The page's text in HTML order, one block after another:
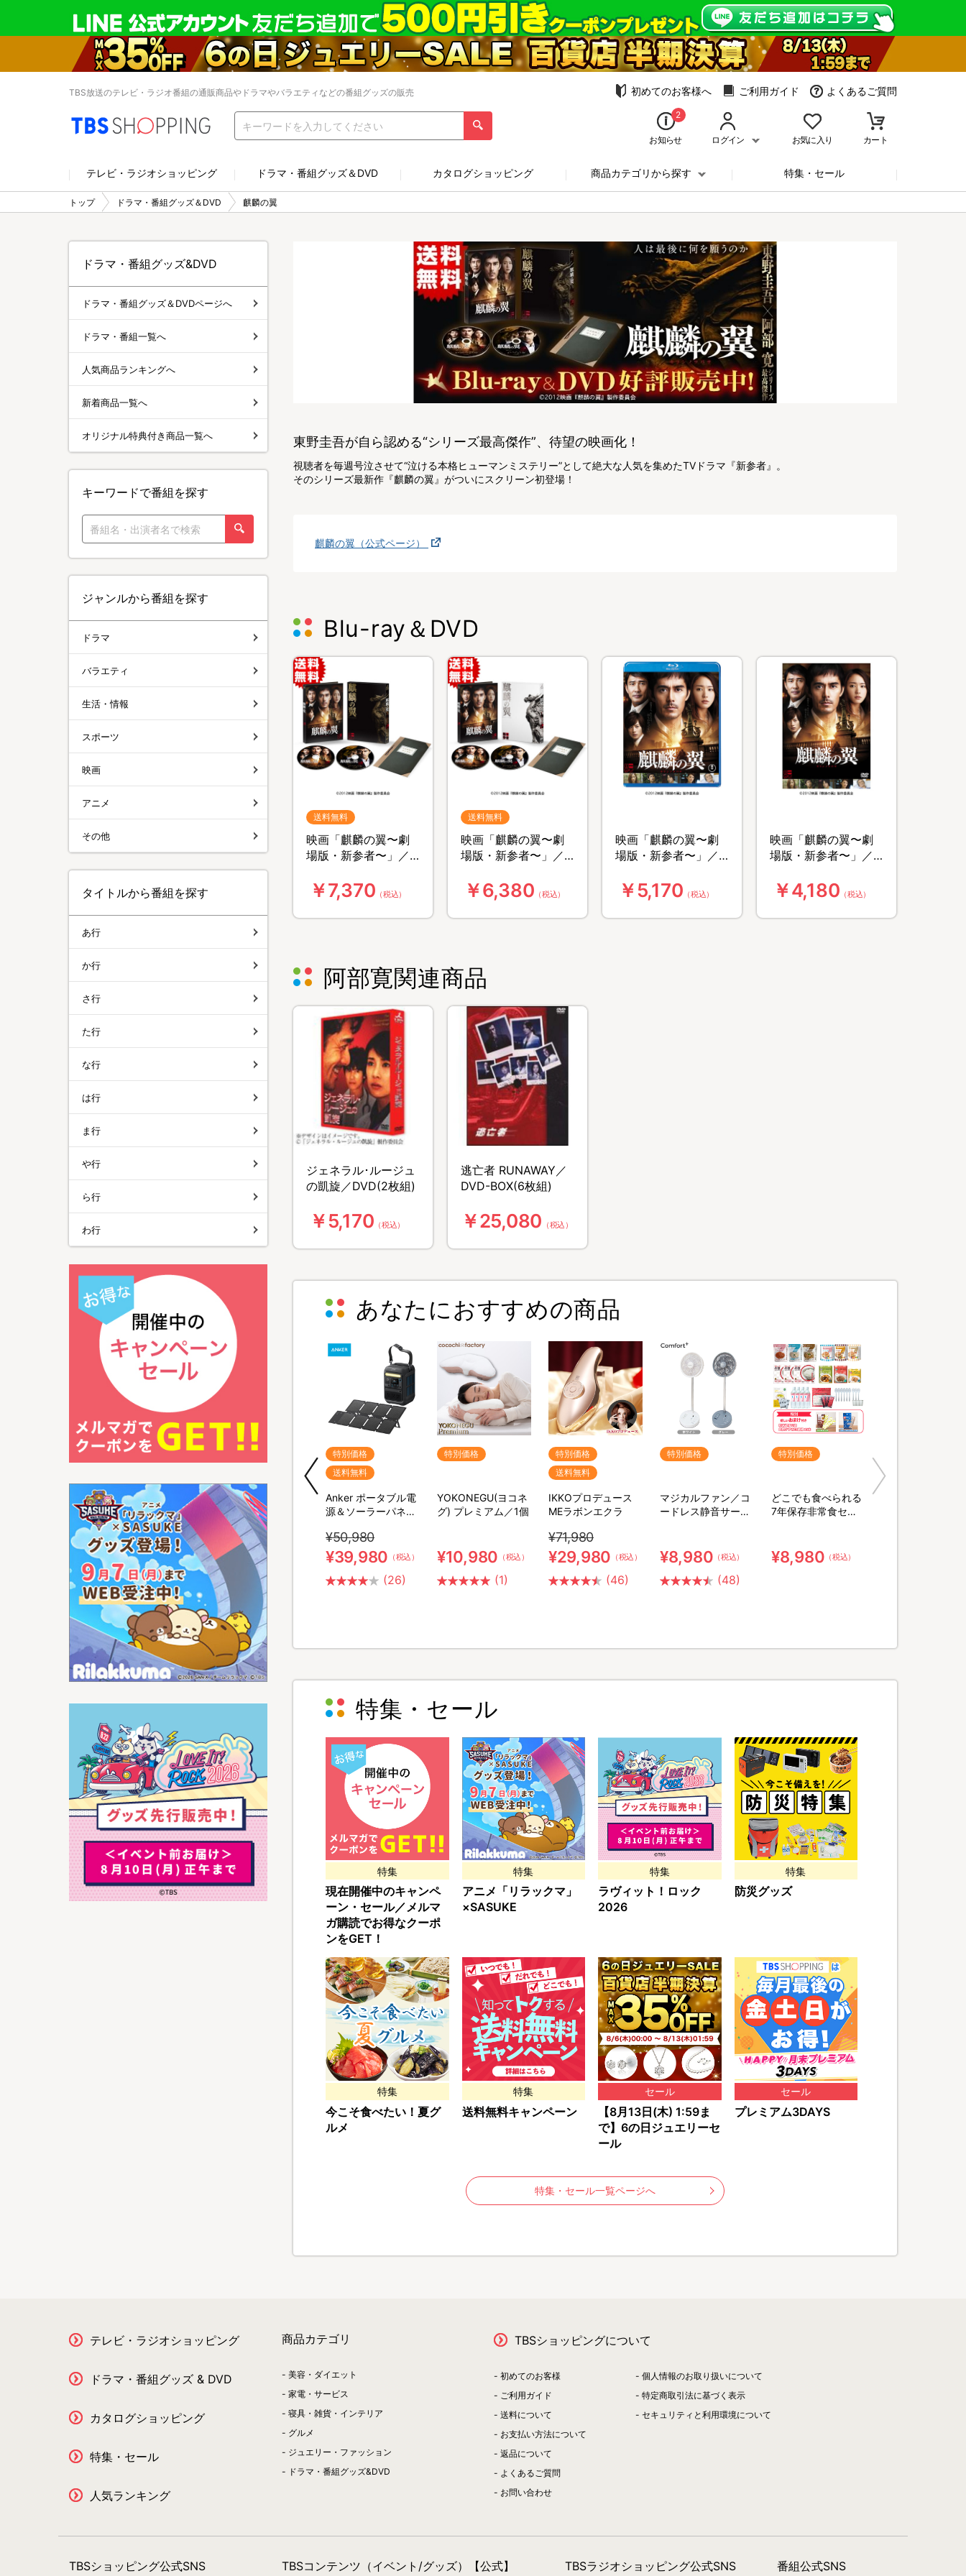
TBS放送のテレビ・ラジオ番組の通販商品やドラマやバラエティなどの番組グッズの販売 初めてのお客様へ ご利用ガイド よくあるご質問
2
お知らせ ログイン お気に入り カート
テレビ・ラジオショッピング ドラマ・番組グッズ＆DVD カタログショッピング 商品カテゴリから探す 特集・セール
トップ ドラマ・番組グッズ＆DVD 麒麟の翼
東野圭吾が自ら認める“シリーズ最高傑作”、待望の映画化！
視聴者を毎週号泣させて“泣ける本格ヒューマンミステリー”として絶大な人気を集めたTVドラマ『新参者』。
そのシリーズ最新作『麒麟の翼』がついにスクリーン初登場！
麒麟の翼（公式ページ）
Blu-ray＆DVD
送料無料
映画「麒麟の翼〜劇
場版・新参者〜」／
料無料）
￥7,370 （税込）
送料無料
映画「麒麟の翼〜劇
場版・新参者〜」／
無料）
￥6,380 （税込）
映画「麒麟の翼〜劇
場版・新参者〜」／
￥5,170 （税込）
映画「麒麟の翼〜劇
場版・新参者〜」／
￥4,180 （税込）
阿部寛関連商品
ジェネラル･ルージュ
の凱旋／DVD(2枚組)
￥5,170 （税込）
逃亡者 RUNAWAY／
DVD-BOX(6枚組)
￥25,080 （税込）
あなたにおすすめの商品
ィサナ ストレッ
アマットNEO／
レッチアイテム
特別価格
SPICY CURRY 魯珈
バターチキンカレー
／計20食セット
¥13,960
¥9,980 （税込）
特別価格
ReFa SKIM
SHAVER(リファスキ
ムシェーバー) 特別
セット
¥4,990
特別価格
送料無料
Anker ポータブル電
源＆ソーラーパネル
¥50,980
¥39,980 （税込）
(26)
特別価格
YOKONEGU(ヨコネ
グ) プレミアム／1個
¥10,980 （税込）
(1)
特別価格
送料無料
IKKOプロデュース
MEラボンエクラ
¥71,980
¥29,980 （税込）
(46)
特別価格
マジカルファン／コ
ードレス静音サーキ
¥8,980 （税込）
(48)
特別価格
どこでも食べられる
7年保存非常食セッ
茶&口腔ケア用ウェ
ット綿棒
¥8,980 （税込）
特集・セール
特集
現在開催中のキャンペ
ーン・セール／メルマ
ガ購読でお得なクーポ
ンをGET！
特集
アニメ「リラックマ」
×SASUKE
特集
ラヴィット！ロック
2026
特集
防災グッズ
特集
今こそ食べたい！夏グ
ルメ
特集
送料無料キャンペーン
セール
【8月13日(木) 1:59ま
で】6の日ジュエリーセ
ール
セール
プレミアム3DAYS
特集・セール一覧ページへ
ドラマ・番組グッズ&DVD
ドラマ・番組グッズ＆DVDページへ
ドラマ・番組一覧へ
人気商品ランキングへ
新着商品一覧へ
オリジナル特典付き商品一覧へ
キーワードで番組を探す
ジャンルから番組を探す
ドラマ
バラエティ
生活・情報
スポーツ
映画
アニメ
その他
タイトルから番組を探す
あ行
か行
さ行
た行
な行
は行
ま行
や行
ら行
わ行
テレビ・ラジオショッピング
ドラマ・番組グッズ & DVD
カタログショッピング
特集・セール
人気ランキング
商品カテゴリ
美容・ダイエット
家電・サービス
寝具・雑貨・インテリア
グルメ
ジュエリー・ファッション
ドラマ・番組グッズ&DVD
TBSショッピングについて
初めてのお客様
ご利用ガイド
送料について
お支払い方法について
返品について
よくあるご質問
お問い合わせ
個人情報のお取り扱いについて
特定商取引法に基づく表示
セキュリティと利用環境について
TBSショッピング公式SNS TBSコンテンツ（イベント/グッズ）【公式】 TBSラジオショッピング公式SNS 番組公式SNS